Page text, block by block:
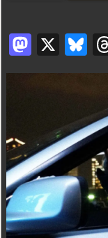
M
a
st
o
n
X
Bl
u
k
y